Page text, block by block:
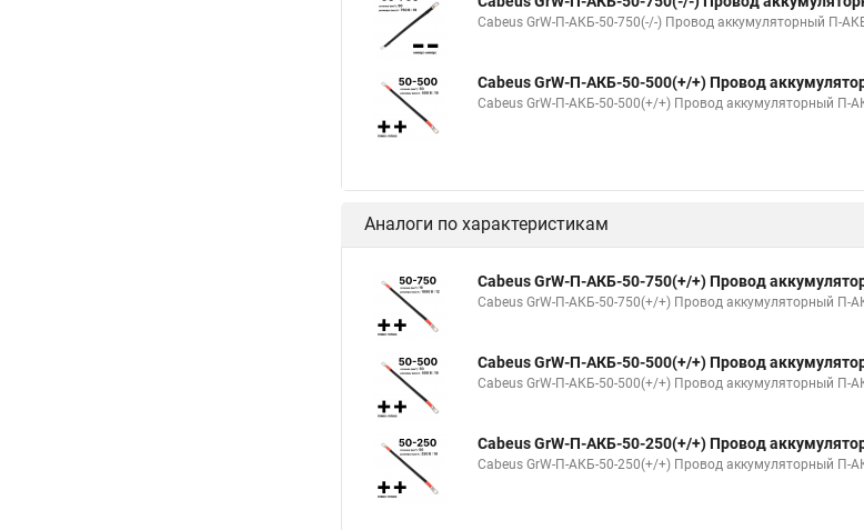
Cabeus GrW-П-АКБ-50-750(-/-) Провод аккумуляторный П-
Cabeus GrW-П-АКБ-50-500(+/+) Провод
Cabeus GrW-П-АКБ-50-500(+/+) Провод аккумуляторный П-
Аналоги по характеристикам
Cabeus GrW-П-АКБ-50-750(+/+) Провод
Cabeus GrW-П-АКБ-50-750(+/+) Провод аккумуляторный П-
Cabeus GrW-П-АКБ-50-500(+/+) Провод
Cabeus GrW-П-АКБ-50-500(+/+) Провод аккумуляторный П-
Cabeus GrW-П-АКБ-50-250(+/+) Провод
Cabeus GrW-П-АКБ-50-250(+/+) Провод аккумуляторный П-